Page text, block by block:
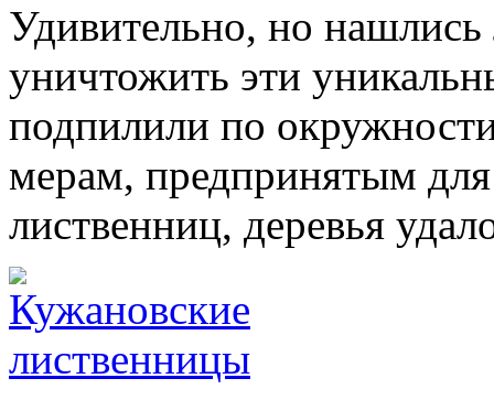
Удивительно, но
уничтожить эти
подпилили по
мерам, предпринятым
лиственниц, деревья